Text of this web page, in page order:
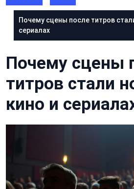
Почему сцены после титров
сериалах
Почему сцены
титров стали
кино и